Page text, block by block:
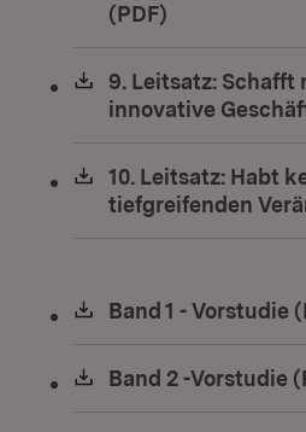
(PDF)
Download:
9. Leitsatz: Schafft
innovative
Download:
10. Leitsatz: Habt
tiefgreifenden
Download:
Band 1 - Vorstudie
Download:
Band 2 -Vorstudie